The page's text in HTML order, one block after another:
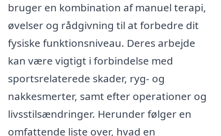
bruger en kombination af manuel terapi,
øvelser og rådgivning til at forbedre dit
fysiske funktionsniveau. Deres arbejde
kan være vigtigt i forbindelse med
sportsrelaterede skader, ryg- og
nakkesmerter, samt efter operationer og
livsstilsændringer. Herunder følger en
omfattende liste over, hvad en